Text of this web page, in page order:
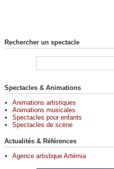
Rechercher un spectacle
Spectacles & Animations
Animations artistiques
Animations musicales
Spectacles pour enfants
Spectacles de scène
Actualités & Références
Agence artistique Artémia